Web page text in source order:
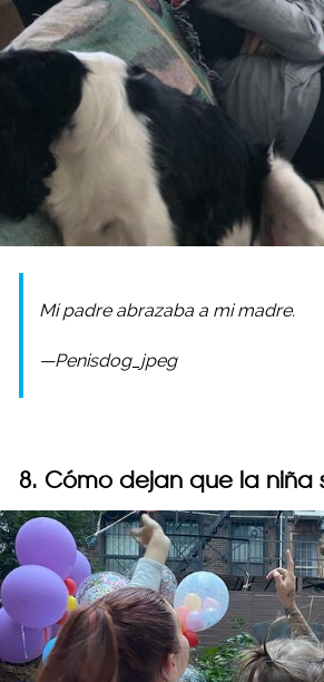
Mi padre abrazaba a mi madre.
—Penisdog_jpeg
8. Cómo dejan que la niña